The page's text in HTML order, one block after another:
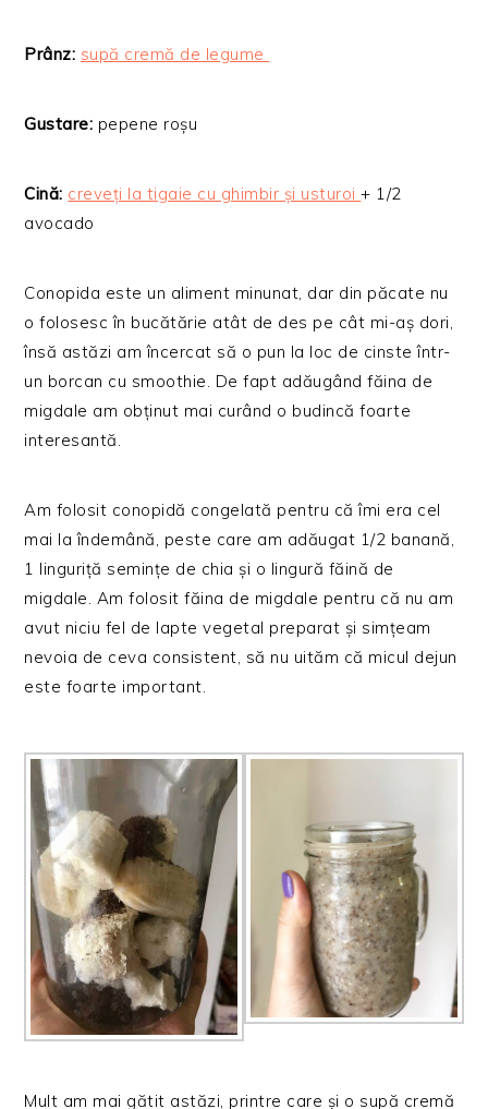
Prânz: supă cremă de legume
Gustare: pepene roșu
Cină: creveți la tigaie cu ghimbir și usturoi+ 1/2
avocado
Conopida este un aliment minunat, dar din păcate nu
o folosesc în bucătărie atât de des pe cât mi-aș dori,
însă astăzi am încercat să o pun la loc de cinste într-
un borcan cu smoothie. De fapt adăugând făina de
migdale am obținut mai curând o budincă foarte
interesantă.
Am folosit conopidă congelată pentru că îmi era cel
mai la îndemână, peste care am adăugat 1/2 banană,
1 linguriță semințe de chia și o lingură făină de
migdale. Am folosit făina de migdale pentru că nu am
avut niciu fel de lapte vegetal preparat și simțeam
nevoia de ceva consistent, să nu uităm că micul dejun
este foarte important.
Mult am mai gătit astăzi, printre care și o supă cremă